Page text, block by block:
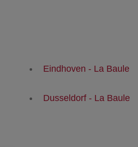
Eindhoven - La Baule
Dusseldorf - La Baule